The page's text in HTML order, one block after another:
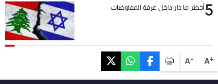
A+
A-
5أخطر ما دار داخل غرفة المفاوضات